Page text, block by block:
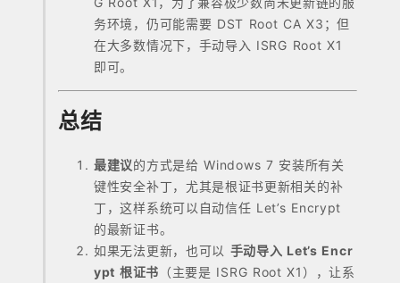
务环境，仍可能需要 DST Root CA X3；但
在大多数情况下，手动导入 ISRG Root X1
即可。
总结
最建议的方式是给 Windows 7 安装所有关
键性安全补丁，尤其是根证书更新相关的补
丁，这样系统可以自动信任 Let’s Encrypt
的最新证书。
如果无法更新，也可以 手动导入 Let’s Encr
ypt 根证书 （主要是 ISRG Root X1），让系